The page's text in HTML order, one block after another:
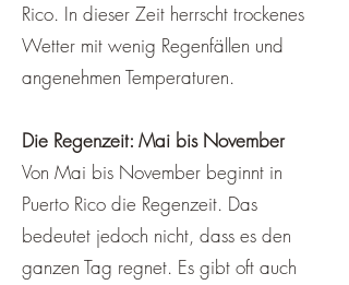
Rico. In dieser Zeit herrscht trockenes
Wetter mit wenig Regenfällen und
angenehmen Temperaturen.
Die Regenzeit: Mai bis November
Von Mai bis November beginnt in
Puerto Rico die Regenzeit. Das
bedeutet jedoch nicht, dass es den
ganzen Tag regnet. Es gibt oft auch